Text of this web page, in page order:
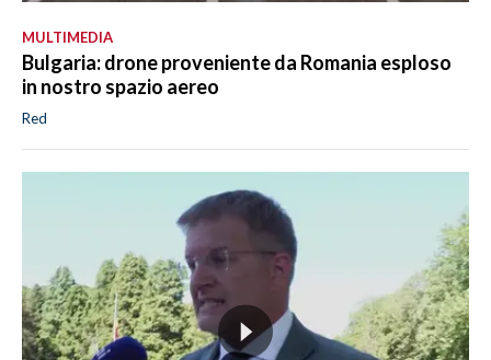
MULTIMEDIA
Bulgaria: drone proveniente da Romania esploso
in nostro spazio aereo
Red